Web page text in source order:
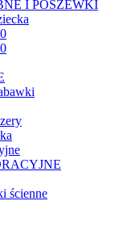
I POSZEWKI
ścienne